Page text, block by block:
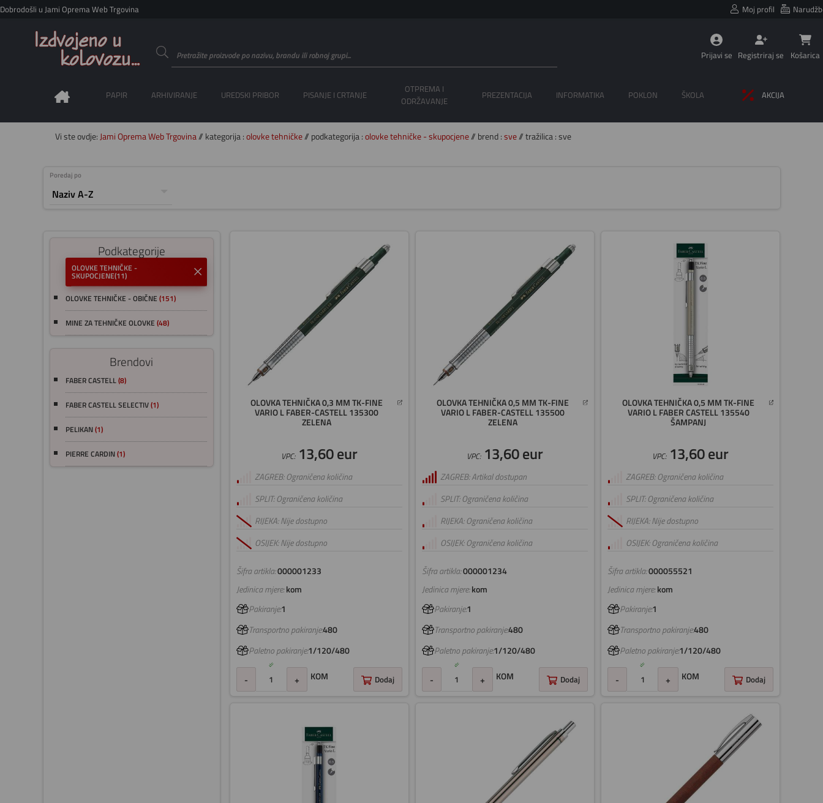
Dobrodošli u Jami Oprema Web Trgovina Moj profil
Prijavi se Registriraj se Košarica
PAPIR ARHIVIRANJE UREDSKI PRIBOR PISANJE I CRTANJE
OTPREMA I
ODRŽAVANJE
PREZENTACIJA INFORMATIKA POKLON ŠKOLA AKCIJA
Vi ste ovdje: Jami Oprema Web Trgovina// kategorija : olovke tehničke// podkategorija : olovke tehničke - skupocjene// brend : sve// tražilica : sve
Poredaj po
Podkategorije
OLOVKE TEHNIČKE -
SKUPOCJENE(11)
OLOVKE TEHNIČKE - OBIČNE (151)
MINE ZA TEHNIČKE OLOVKE (48)
Brendovi
FABER CASTELL(8)
FABER CASTELL SELECTIV(1)
PELIKAN(1)
PIERRE CARDIN(1)
OLOVKA TEHNIČKA 0,3 MM TK-FINE
VARIO L FABER-CASTELL 135300
ZELENA
Šifra artikla:000001233
VPC:13,60 eur
ZAGREB: Ograničena količina
SPLIT: Ograničena količina
RIJEKA: Nije dostupno
OSIJEK: Nije dostupno
Jedinica mjere: kom
Pakiranje:1
Transportno pakiranje:480
Paletno pakiranje:1/120/480
- + KOM Dodaj
OLOVKA TEHNIČKA 0,5 MM TK-FINE
VARIO L FABER-CASTELL 135500
ZELENA
Šifra artikla:000001234
VPC:13,60 eur
ZAGREB: Artikal dostupan
SPLIT: Ograničena količina
RIJEKA: Ograničena količina
OSIJEK: Ograničena količina
Jedinica mjere:kom
Pakiranje:1
Transportno pakiranje:480
Paletno pakiranje:1/120/480
- + KOM Dodaj
OLOVKA TEHNIČKA 0,5 MM TK-FINE
VARIO L FABER CASTELL 135540
ŠAMPANJ
Šifra artikla:000055521
VPC:13,60 eur
ZAGREB: Ograničena količina
SPLIT: Ograničena količina
RIJEKA: Nije dostupno
OSIJEK: Ograničena količina
Jedinica mjere:kom
Pakiranje:1
Transportno pakiranje:480
Paletno pakiranje:1/120/480
- + KOM Dodaj